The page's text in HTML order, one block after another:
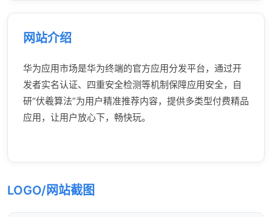
网站介绍
华为应用市场是华为终端的官方应用分发平台，通过开
发者实名认证、四重安全检测等机制保障应用安全，自
研“伏羲算法”为用户精准推荐内容，提供多类型付费精品
应用，让用户放心下，畅快玩。
LOGO/网站截图